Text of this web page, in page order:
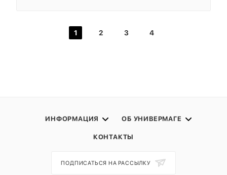
1 2 3 4
ИНФОРМАЦИЯ ОБ УНИВЕРМАГЕ
КОНТАКТЫ
ПОДПИСАТЬСЯ НА РАССЫЛКУ